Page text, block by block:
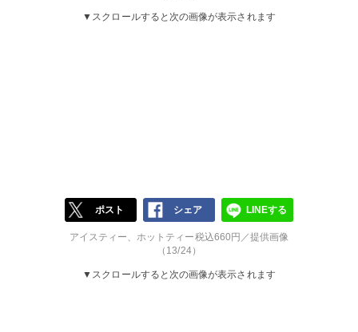
▼スクロールすると次の画像が表示されます
ポスト シェア LINEする
アイスティー、ホットティー税込660円／提供画像
（13/24）
▼スクロールすると次の画像が表示されます